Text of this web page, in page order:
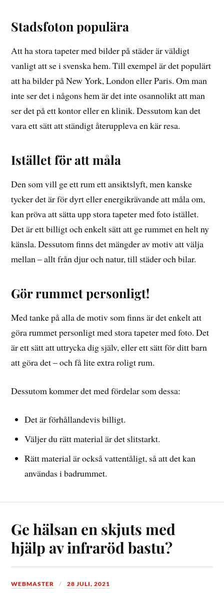
Stadsfoton populära
Att ha stora tapeter med bilder på städer är väldigt
vanligt att se i svenska hem. Till exempel är det populärt
att ha bilder på New York, London eller Paris. Om man
inte ser det i någons hem är det inte osannolikt att man
ser det på ett kontor eller en klinik. Dessutom kan det
vara ett sätt att ständigt återuppleva en kär resa.
Istället för att måla
Den som vill ge ett rum ett ansiktslyft, men kanske
tycker det är för dyrt eller energikrävande att måla om,
kan pröva att sätta upp stora tapeter med foto istället.
Det är ett billigt och enkelt sätt att ge rummet en helt ny
känsla. Dessutom finns det mängder av motiv att välja
mellan – allt från djur och natur, till städer och bilar.
Gör rummet personligt!
Med tanke på alla de motiv som finns är det enkelt att
göra rummet personligt med stora tapeter med foto. Det
är ett sätt att uttrycka dig själv, eller ett sätt för ditt barn
att göra det – och få lite extra roligt rum.
Dessutom kommer det med fördelar som dessa:
Det är förhållandevis billigt.
Väljer du rätt material är det slitstarkt.
Rätt material är också vattentåligt, så att det kan
användas i badrummet.
Ge hälsan en skjuts med
hjälp av infraröd bastu?
WEBMASTER 28 JULI, 2021